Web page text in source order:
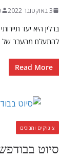
3 באוקטובר 2022
ברלין היא יעד
להתעלם מהעבר של העיר. במשך כ-
Read More
צינוקים ומבוכים
סיוט